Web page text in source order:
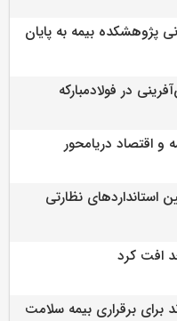
پژوهشكده بیمه به پایان
اقتصاد دریامحور
نظارتی
برای برقراری بیمه سلامت